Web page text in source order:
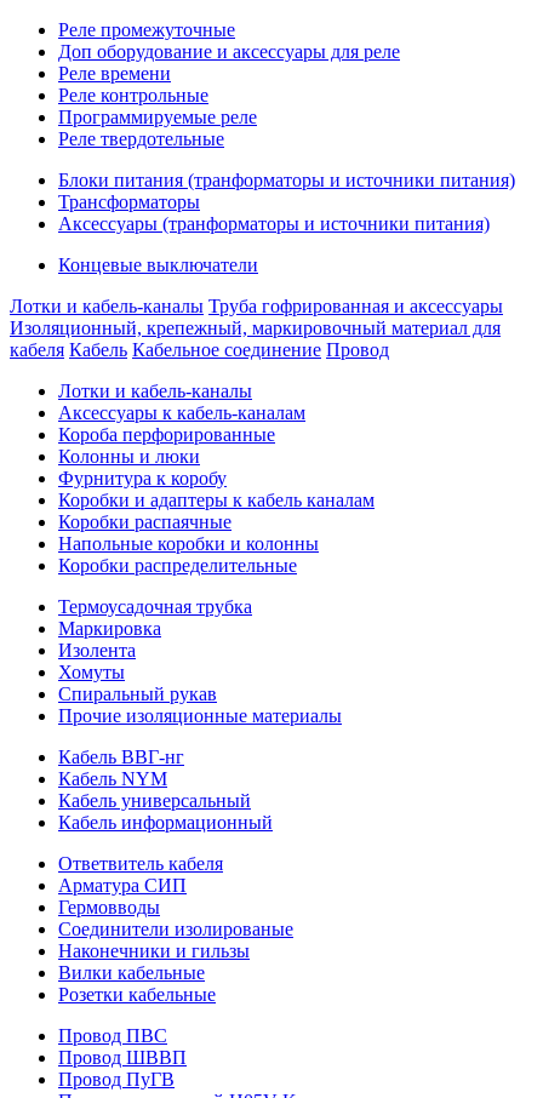
Реле промежуточные
Доп оборудование и аксессуары для реле
Реле времени
Реле контрольные
Программируемые реле
Реле твердотельные
Блоки питания (транформаторы и источники питания)
Трансформаторы
Аксессуары (транформаторы и источники питания)
Концевые выключатели
Лотки и кабель-каналы Труба гофрированная и аксессуары
Изоляционный, крепежный, маркировочный материал для
кабеля Кабель Кабельное соединение Провод
Лотки и кабель-каналы
Аксессуары к кабель-каналам
Короба перфорированные
Колонны и люки
Фурнитура к коробу
Коробки и адаптеры к кабель каналам
Коробки распаячные
Напольные коробки и колонны
Коробки распределительные
Термоусадочная трубка
Маркировка
Изолента
Хомуты
Спиральный рукав
Прочие изоляционные материалы
Кабель ВВГ-нг
Кабель NYM
Кабель универсальный
Кабель информационный
Ответвитель кабеля
Арматура СИП
Гермовводы
Соединители изолированые
Наконечники и гильзы
Вилки кабельные
Розетки кабельные
Провод ПВС
Провод ШВВП
Провод ПуГВ